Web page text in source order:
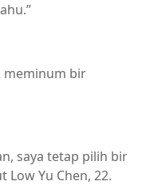
meminum bir
saya tetap pilih bir
Low Yu Chen, 22.